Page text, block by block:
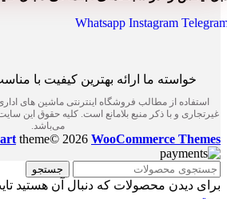
Whatsapp Instagram
خواسته ما ارائه بهترین کیفیت با
استفاده از مطالب فروشگاه اینترنتی ماشین های
غیرتجاری و با ذکر منبع بلامانع است. کلیه حقوق این
می‌باشد.
theme© 2026 WooCommerce Themes
جستجو
برای دیدن محصولات که دنبال آن هستید